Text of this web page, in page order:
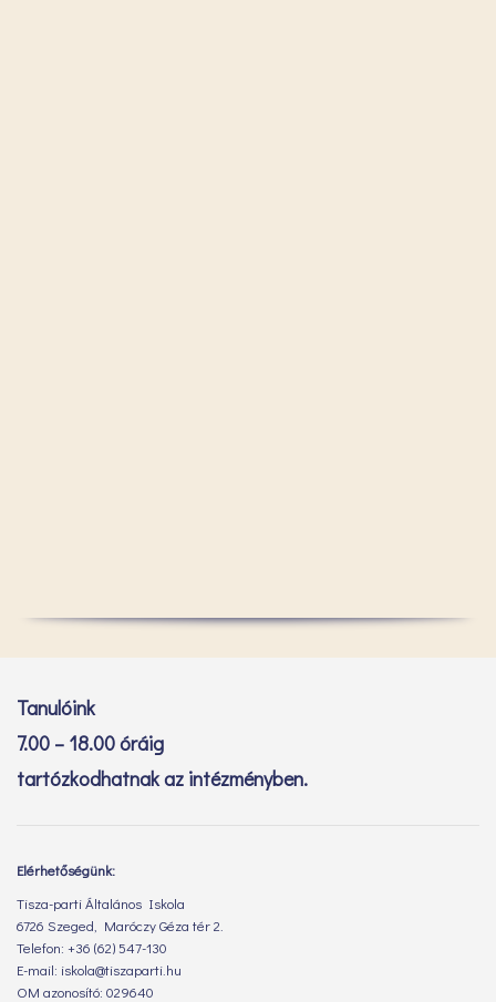
Tanulóink
7.00 – 18.00 óráig
tartózkodhatnak az intézményben.
Elérhetőségünk:
Tisza-parti Általános Iskola
6726 Szeged, Maróczy Géza tér 2.
Telefon: +36 (62) 547-130
E-mail: iskola@tiszaparti.hu
OM azonosító: 029640